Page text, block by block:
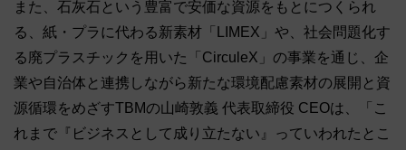
また、石灰石という豊富で安価な資源をもとにつくられ
る、紙・プラに代わる新素材「LIMEX」や、社会問題化す
る廃プラスチックを用いた「CirculeX」の事業を通じ、企
業や自治体と連携しながら新たな環境配慮素材の展開と資
源循環をめざすTBMの山崎敦義 代表取締役 CEOは、「こ
れまで『ビジネスとして成り立たない』っていわれたとこ